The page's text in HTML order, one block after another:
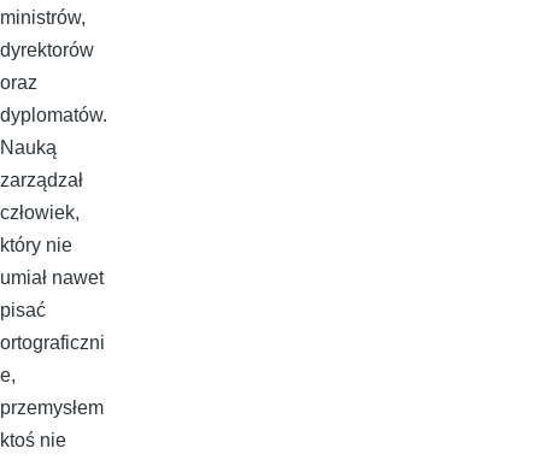
ministrów,
dyrektorów
oraz
dyplomatów.
Nauką
zarządzał
człowiek,
który nie
umiał nawet
pisać
ortograficzni
e,
przemysłem
ktoś nie